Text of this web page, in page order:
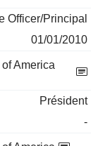
Officer/Principal
01/01/2010
America
Président
-